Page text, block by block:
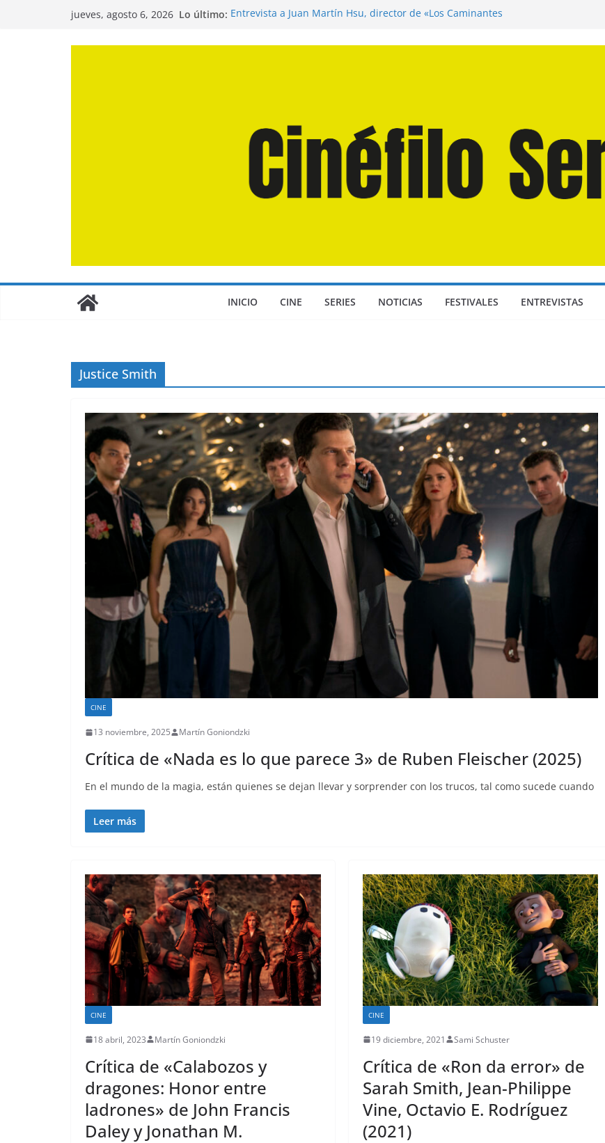
jueves, agosto 6, 2026 Lo último: Entrevista a Juan Martín Hsu, director de «Los Caminantes
INICIO CINE SERIES NOTICIAS FESTIVALES ENTREVISTAS
Justice Smith
CINE
13 noviembre, 2025 Martín Goniondzki
Crítica de «Nada es lo que parece 3» de Ruben Fleischer (2025)
En el mundo de la magia, están quienes se dejan llevar y sorprender con los trucos, tal como sucede cuando
Leer más
CINE
18 abril, 2023 Martín Goniondzki
Crítica de «Calabozos y
dragones: Honor entre
ladrones» de John Francis
Daley y Jonathan M.
CINE
19 diciembre, 2021 Sami Schuster
Crítica de «Ron da error» de
Sarah Smith, Jean-Philippe
Vine, Octavio E. Rodríguez
(2021)